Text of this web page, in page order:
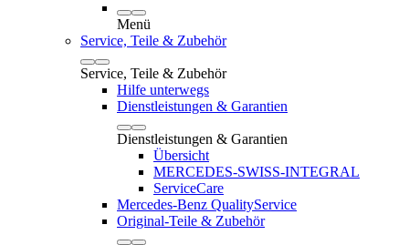
Menü
Service, Teile & Zubehör
Service, Teile & Zubehör
Hilfe unterwegs
Dienstleistungen & Garantien
Dienstleistungen & Garantien
Übersicht
MERCEDES-SWISS-INTEGRAL
ServiceCare
Mercedes-Benz QualityService
Original-Teile & Zubehör